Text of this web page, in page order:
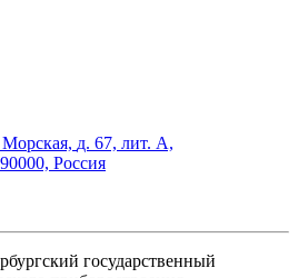
д. 67, лит. А,
Россия
государственный